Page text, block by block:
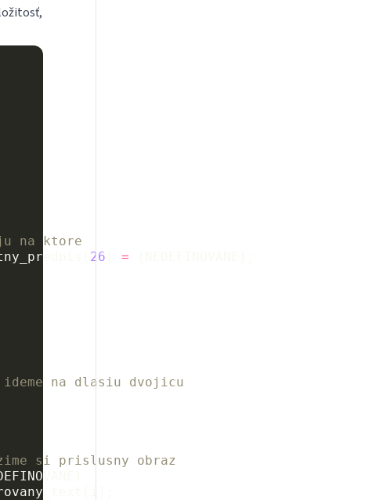
na ktore
26 =
na dlasiu dvojicu
si prislusny obraz